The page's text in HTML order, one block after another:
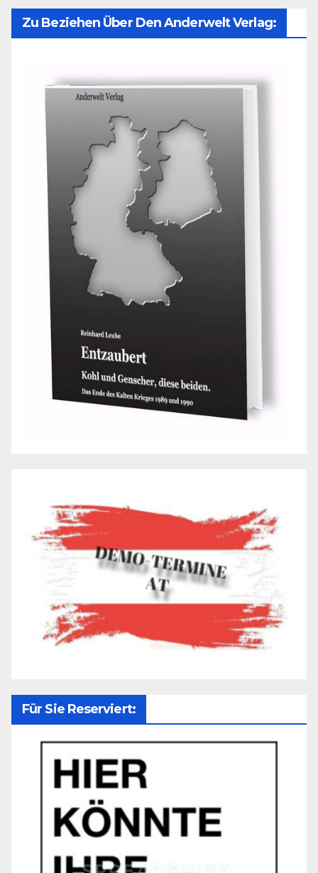
Zu Beziehen Über Den Anderwelt Verlag:
Für Sie Reserviert: